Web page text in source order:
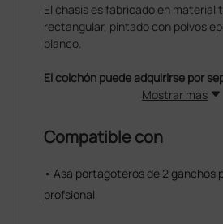
El chasis es fabricado en material
rectangular, pintado con polvos
blanco.
El colchón puede adquirirse por
Mostrar más
Compatible con
• Asa portagoteros de 2 ganchos
profsional